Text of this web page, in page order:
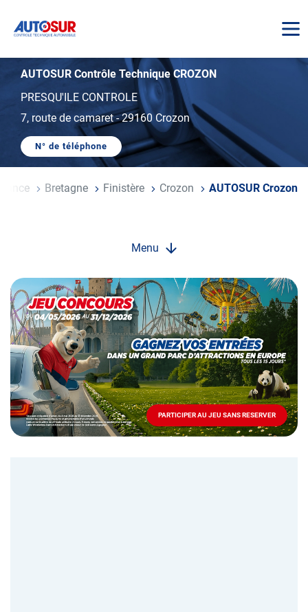
AUTOSUR
AUTOSUR Contrôle Technique CROZON
PRESQU'ILE CONTROLE
7, route de camaret-29160 Crozon
N° de téléphone
AFFICHER
TÉLÉPHONE
Bretagne Finistère Crozon AUTOSUR Crozon
Menu
Opération
spéciale
Mai
-
Décembre
2026
Locations
PARTICIPER AU JEU SANS RESERVER
PARTICIPER
AU
JEU